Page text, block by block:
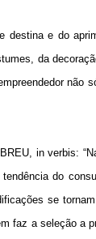
destina e do
da
não
in verbis:
do
se tornam
faz a seleção a